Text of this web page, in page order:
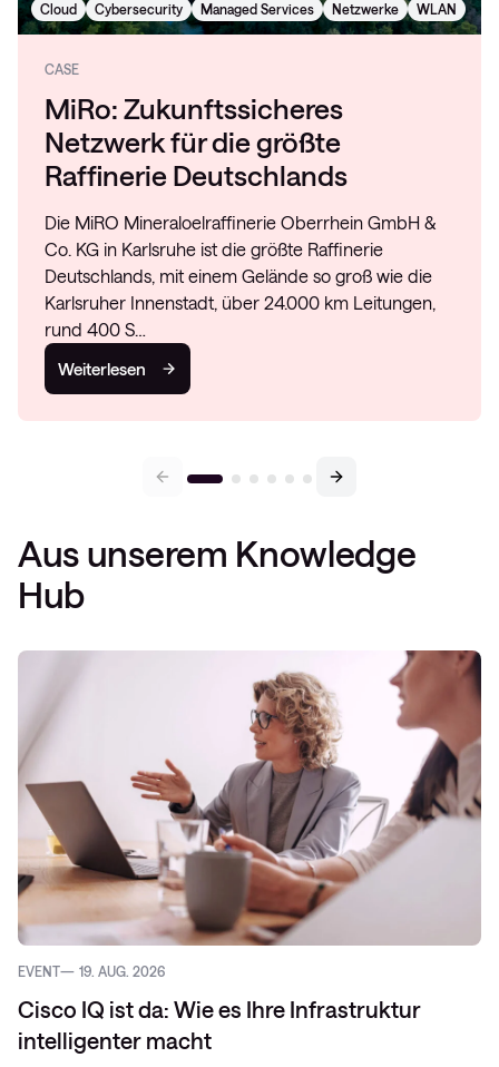
Cloud Cybersecurity Managed Services Netzwerke WLAN
CASE
MiRo: Zukunftssicheres
Netzwerk für die größte
Raffinerie Deutschlands
Die MiRO Mineraloelraffinerie Oberrhein GmbH &
Co. KG in Karlsruhe ist die größte Raffinerie
Deutschlands, mit einem Gelände so groß wie die
Karlsruher Innenstadt, über 24.000 km Leitungen,
rund 400 S…
Weiterlesen
Aus unserem Knowledge
Hub
EVENT 19. AUG. 2026
Cisco IQ ist da: Wie es Ihre Infrastruktur
intelligenter macht